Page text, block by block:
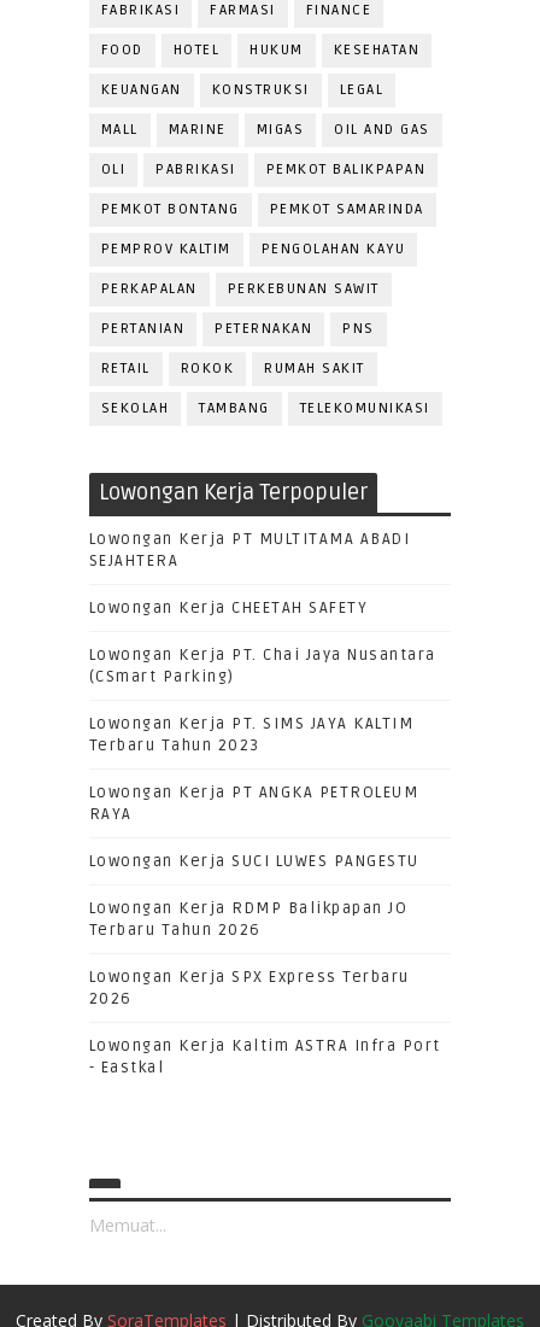
FABRIKASI FARMASI FINANCE
FOOD HOTEL HUKUM KESEHATAN
KEUANGAN KONSTRUKSI LEGAL
MALL MARINE MIGAS OIL AND GAS
OLI PABRIKASI PEMKOT BALIKPAPAN
PEMKOT BONTANG PEMKOT SAMARINDA
PEMPROV KALTIM PENGOLAHAN KAYU
PERKAPALAN PERKEBUNAN SAWIT
PERTANIAN PETERNAKAN PNS
RETAIL ROKOK RUMAH SAKIT
SEKOLAH TAMBANG TELEKOMUNIKASI
Lowongan Kerja Terpopuler
Lowongan Kerja PT MULTITAMA ABADI
SEJAHTERA
Lowongan Kerja CHEETAH SAFETY
Lowongan Kerja PT. Chai Jaya Nusantara
(CSmart Parking)
Lowongan Kerja PT. SIMS JAYA KALTIM
Terbaru Tahun 2023
Lowongan Kerja PT ANGKA PETROLEUM
RAYA
Lowongan Kerja SUCI LUWES PANGESTU
Lowongan Kerja RDMP Balikpapan JO
Terbaru Tahun 2026
Lowongan Kerja SPX Express Terbaru
2026
Lowongan Kerja Kaltim ASTRA Infra Port
- Eastkal
Memuat...
Created By SoraTemplates | Distributed By Gooyaabi Templates